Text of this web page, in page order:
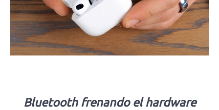
Bluetooth frenando el hardware